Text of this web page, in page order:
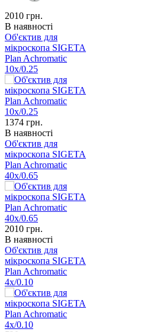
2010 грн.
В наявності
Об'єктив для
мікроскопа SIGETA
Plan Achromatic
10x/0.25
1374 грн.
В наявності
Об'єктив для
мікроскопа SIGETA
Plan Achromatic
40x/0.65
2010 грн.
В наявності
Об'єктив для
мікроскопа SIGETA
Plan Achromatic
4x/0.10